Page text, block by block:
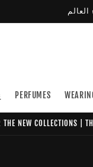
PERFUMES
THE NEW COLLECTIONS |